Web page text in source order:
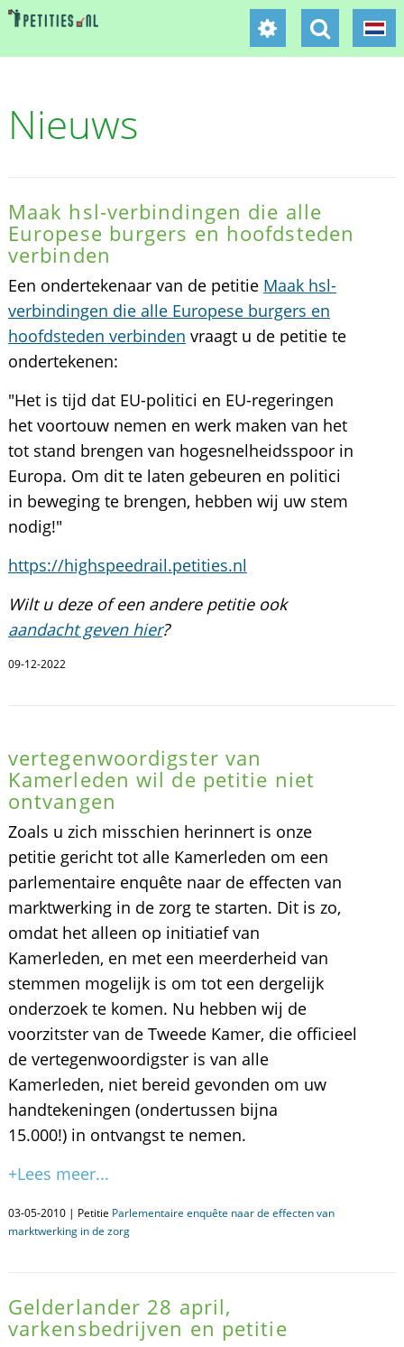
Nieuws
Maak hsl-verbindingen die alle
Europese burgers en hoofdsteden
verbinden
Een ondertekenaar van de petitie Maak hsl-
verbindingen die alle Europese burgers en
hoofdsteden verbinden vraagt u de petitie te
ondertekenen:
"Het is tijd dat EU-politici en EU-regeringen
het voortouw nemen en werk maken van het
tot stand brengen van hogesnelheidsspoor in
Europa. Om dit te laten gebeuren en politici
in beweging te brengen, hebben wij uw stem
nodig!"
https://highspeedrail.petities.nl
Wilt u deze of een andere petitie ook
aandacht geven hier?
09-12-2022
vertegenwoordigster van
Kamerleden wil de petitie niet
ontvangen
Zoals u zich misschien herinnert is onze
petitie gericht tot alle Kamerleden om een
parlementaire enquête naar de effecten van
marktwerking in de zorg te starten. Dit is zo,
omdat het alleen op initiatief van
Kamerleden, en met een meerderheid van
stemmen mogelijk is om tot een dergelijk
onderzoek te komen. Nu hebben wij de
voorzitster van de Tweede Kamer, die officieel
de vertegenwoordigster is van alle
Kamerleden, niet bereid gevonden om uw
handtekeningen (ondertussen bijna
15.000!) in ontvangst te nemen.
+Lees meer...
03-05-2010 | Petitie Parlementaire enquête naar de effecten van
marktwerking in de zorg
Gelderlander 28 april,
varkensbedrijven en petitie